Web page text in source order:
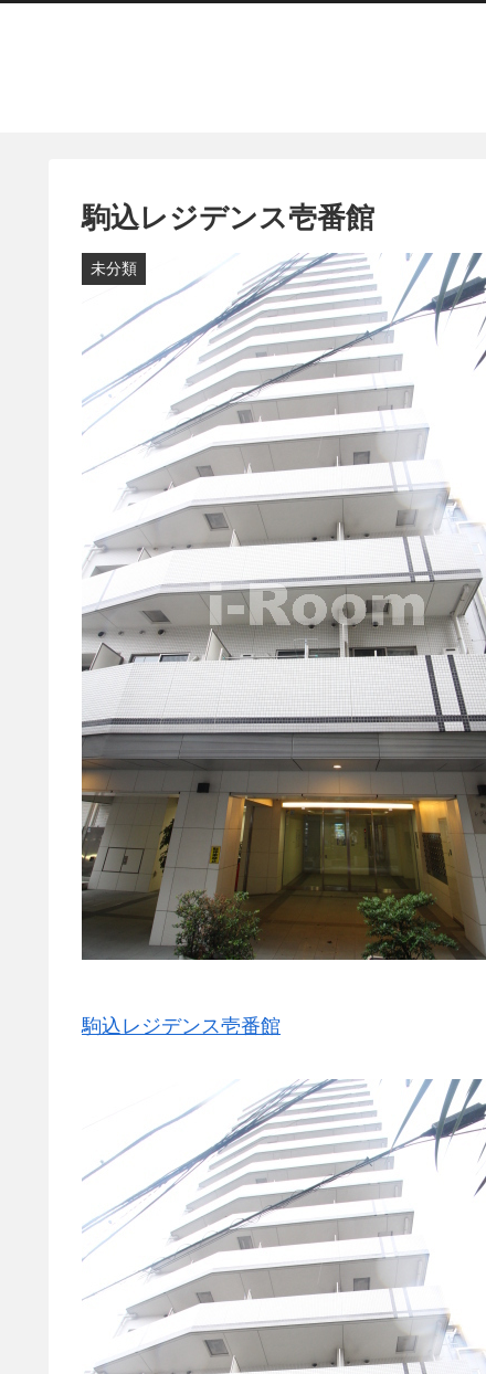
駒込レジデンス壱番館
未分類
駒込レジデンス壱番館